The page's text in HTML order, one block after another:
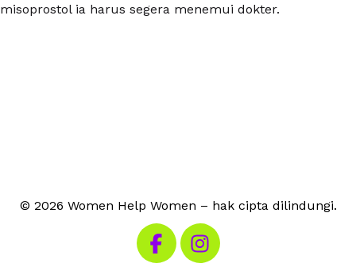
misoprostol ia harus segera menemui dokter.
© 2026 Women Help Women – hak cipta dilindungi.
Kunjungi Facebook kami
Kunjungi Instagram kami